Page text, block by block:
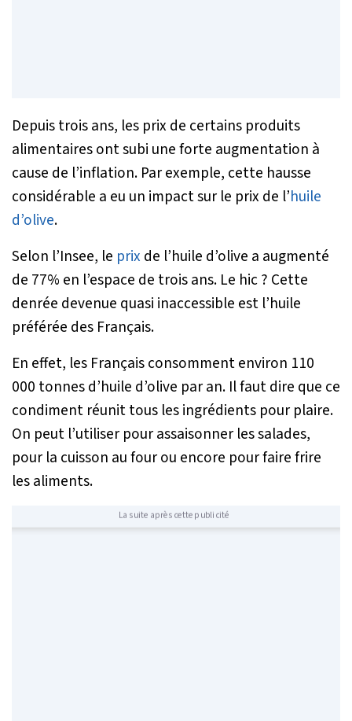
Depuis trois ans, les prix de certains produits
alimentaires ont subi une forte augmentation à
cause de l’inflation. Par exemple, cette hausse
considérable a eu un impact sur le prix de l’huile
d’olive.
Selon l’Insee, le prix de l’huile d’olive a augmenté
de 77% en l’espace de trois ans. Le hic ? Cette
denrée devenue quasi inaccessible est l’huile
préférée des Français.
En effet, les Français consomment environ 110
000 tonnes d’huile d’olive par an. Il faut dire que ce
condiment réunit tous les ingrédients pour plaire.
On peut l’utiliser pour assaisonner les salades,
pour la cuisson au four ou encore pour faire frire
les aliments.
La suite après cette publicité